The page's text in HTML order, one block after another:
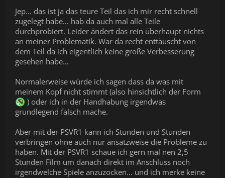
Jep... das ist ja das teure Teil das ich mir recht schnell
zugelegt habe... hab da auch mal alle Teile
durchprobiert. Leider ändert das rein überhaupt nichts
an meiner Problematik. War da recht enttäuscht von
dem Teil da ich eigentlich keine große Verbesserung
gesehen habe...
Normalerweise würde ich sagen dass da was mit
meinem Kopf nicht stimmt (also hinsichtlich der Form
) oder ich in der Handhabung irgendwas
grundlegend falsch mache.
Aber mit der PSVR1 kann ich Stunden und Stunden
verbringen ohne auch nur ansatzweise die Probleme zu
haben. Mit der PSVR1 schaue ich gern mal nen 2,5
Stunden Film um danach direkt im Anschluss noch
irgendwelche Spiele anzuzocken... und ich merke keine